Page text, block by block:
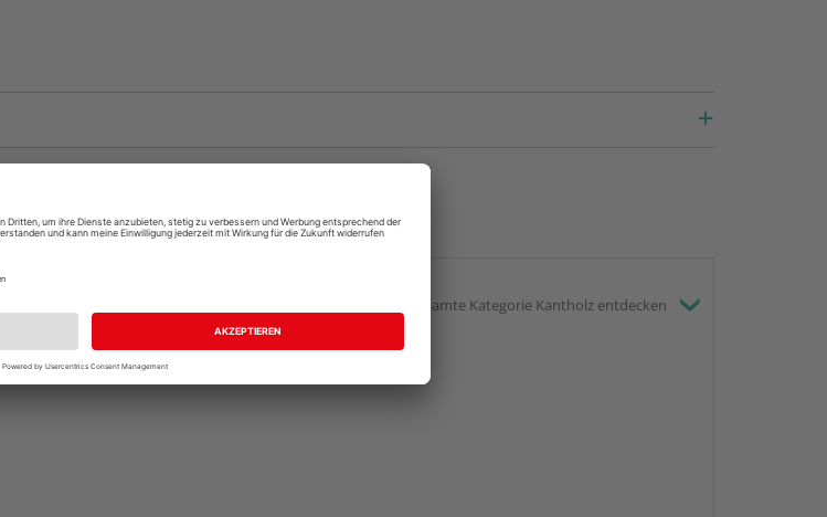
Das hier beschriebene Exemplar ist mit
Anwendbar für Inneneinrichtungen
drinnen in feuchten Umgebungen einsetzen.
Hierzu gehören beispielsweise Keller sowie auch Werkräume im Innen-
bzw. überdachten Außenbereich.
gesamte Kategorie Kantholz entdecken